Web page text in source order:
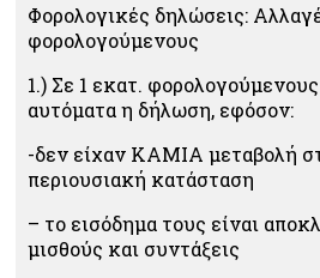
Φορολογικές δηλώσεις:
φορολογούμενους
1.) Σε 1 εκατ.
αυτόματα η δήλωση, εφόσον:
-δεν είχαν ΚΑΜΙΑ μεταβολή
περιουσιακή κατάσταση
– το εισόδημα τους είναι
μισθούς και συντάξεις